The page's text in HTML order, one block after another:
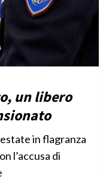
un libero
in flagranza
l’accusa di